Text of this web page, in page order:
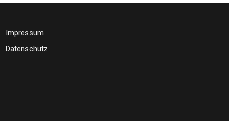
Impressum
Datenschutz